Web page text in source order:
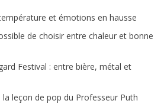
et émotions en hausse
de choisir entre chaleur et bonne
Festival : entre bière, métal et
la leçon de pop du Professeur Puth